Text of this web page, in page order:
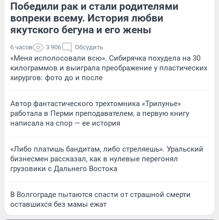
Победили рак и стали родителями
вопреки всему. История любви
якутского бегуна и его жены
6 часов 3 906 Обсудить
«Меня исполосовали всю». Сибирячка похудела на 30
килограммов и выиграла преображение у пластических
хирургов: фото до и после
Автор фантастического трехтомника «Трилунье»
работала в Перми преподавателем, а первую книгу
написала на спор — ее история
«Либо платишь бандитам, либо стреляешь». Уральский
бизнесмен рассказал, как в нулевые перегонял
грузовики с Дальнего Востока
В Волгограде пытаются спасти от страшной смерти
оставшихся без мамы ежат